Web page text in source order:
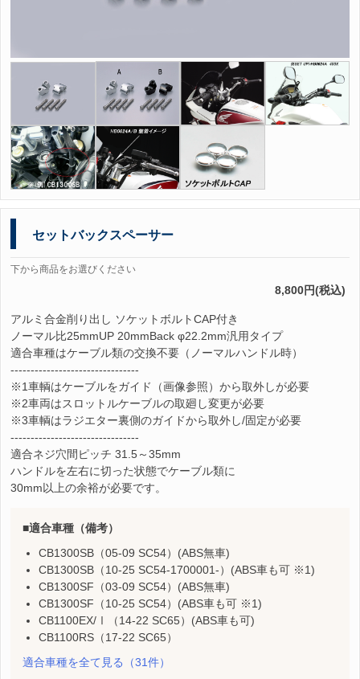
セットバックスペーサー
下から商品をお選びください
8,800円(税込)
アルミ合金削り出し ソケットボルトCAP付き
ノーマル比25mmUP 20mmBack φ22.2mm汎用タイプ
適合車種はケーブル類の交換不要（ノーマルハンドル時）
--------------------------------
※1車輌はケーブルをガイド（画像参照）から取外しが必要
※2車両はスロットルケーブルの取廻し変更が必要
※3車輌はラジエター裏側のガイドから取外し/固定が必要
--------------------------------
適合ネジ穴間ピッチ 31.5～35mm
ハンドルを左右に切った状態でケーブル類に
30mm以上の余裕が必要です。
適合車種（備考）
CB1300SB（05-09 SC54）(ABS無車)
CB1300SB（10-25 SC54-1700001-）(ABS車も可 ※1)
CB1300SF（03-09 SC54）(ABS無車)
CB1300SF（10-25 SC54）(ABS車も可 ※1)
CB1100EX/Ⅰ（14-22 SC65）(ABS車も可)
CB1100RS（17-22 SC65）
適合車種を全て見る
（31件）